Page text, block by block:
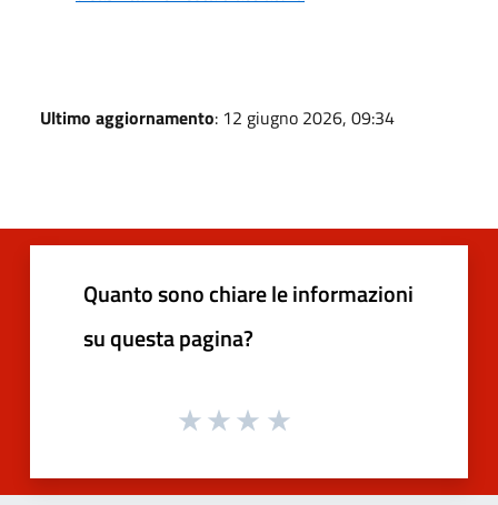
Ultimo aggiornamento: 12 giugno 2026, 09:34
Quanto sono chiare le informazioni
su questa pagina?